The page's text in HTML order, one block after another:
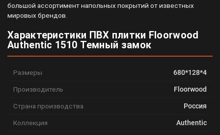
большой ассортимент напольных покрытий от известных
мировых брендов.
Характеристики ПВХ плитки Floorwood
Authentic 1510 Темный замок
Размеры 680*128*4
Производитель Floorwood
Страна производства Россия
Коллекция Authentic